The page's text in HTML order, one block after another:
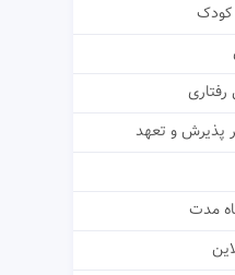
کودک
رفتاری
پذیرش و تعهد
مدت